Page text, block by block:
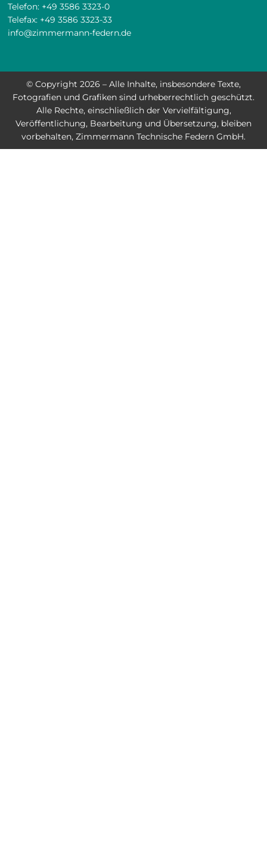
Telefon: +49 3586 3323-0
Telefax: +49 3586 3323-33
info@zimmermann-federn.de
© Copyright 2026 – Alle Inhalte, insbesondere Texte,
Fotografien und Grafiken sind urheberrechtlich geschützt.
Alle Rechte, einschließlich der Vervielfältigung,
Veröffentlichung, Bearbeitung und Übersetzung, bleiben
vorbehalten, Zimmermann Technische Federn GmbH.